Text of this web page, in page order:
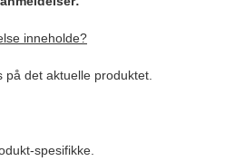
inneholde?
på det aktuelle produktet.
spesifikke.